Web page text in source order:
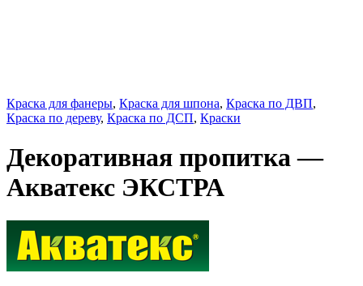
Краска для фанеры, Краска для шпона, Краска по ДВП,
Краска по дереву, Краска по ДСП, Краски
Декоративная пропитка —
Акватекс ЭКСТРА